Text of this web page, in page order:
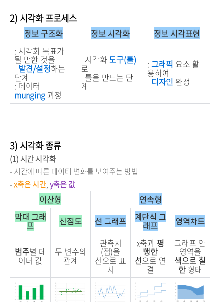
2) 시각화 프로세스
정보 구조화 정보 시각화
정보 시각표현
: 시각화 목표가
될 만한 것을
발견/설정하는
단계
: 데이터
munging과정
: 시각화 도구(툴)
로
틀을 만드는 단
계
: 그래픽 요소 활
용하여
디자인 완성
3) 시각화 종류
(1) 시간 시각화
- 시간에 따른 데이터 변화를 보여주는 방법
-x축은 시간,y축은 값
이산형
연속형
막대 그래
프 산점도 선 그래프 계단식 그
래프 영역차트
범주별 데
이터 값
두 변수의
관계
관측치
(점)을
선으로 표
시
x축과 평
행한
선으로 연
결
그래프 안
영역을
색으로 칠
한형태